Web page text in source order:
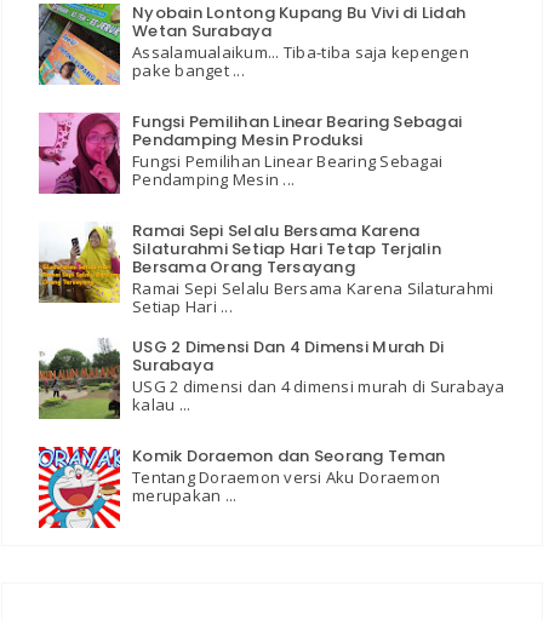
Nyobain Lontong Kupang Bu Vivi di Lidah
Wetan Surabaya
Assalamualaikum... Tiba-tiba saja kepengen
pake banget ...
Fungsi Pemilihan Linear Bearing Sebagai
Pendamping Mesin Produksi
Fungsi Pemilihan Linear Bearing Sebagai
Pendamping Mesin ...
Ramai Sepi Selalu Bersama Karena
Silaturahmi Setiap Hari Tetap Terjalin
Bersama Orang Tersayang
Ramai Sepi Selalu Bersama Karena Silaturahmi
Setiap Hari ...
USG 2 Dimensi Dan 4 Dimensi Murah Di
Surabaya
USG 2 dimensi dan 4 dimensi murah di Surabaya
kalau ...
Komik Doraemon dan Seorang Teman
Tentang Doraemon versi Aku Doraemon
merupakan ...